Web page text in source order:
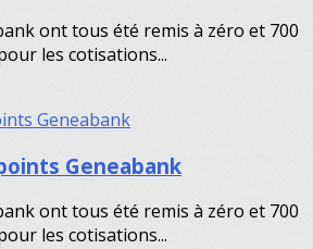
ont tous été remis à zéro et 700
les cotisations...
Geneabank
ont tous été remis à zéro et 700
les cotisations...